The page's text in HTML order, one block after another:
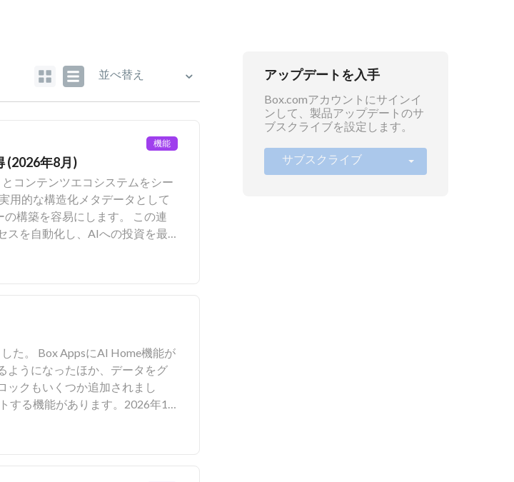
機能
(2026年8月)
コンテンツエコシステムをシー
用的な構造化メタデータとして
構築を容易にします。 この連
スを自動化し、AIへの投資を最
能が導入されます。 受信者が
ル) - キャンセル DECLINED (拒
るため、常に最新のトランザク
た。 Box AppsにAI Home機能が
ようになったほか、データをグ
ックもいくつか追加されまし
する機能があります。2026年1
タデータビューを直接CSVフ
アップデートを入手
Box.comアカウントにサインイ
ンして、製品アップデートのサ
ブスクライブを設定します。
サブスクライブ